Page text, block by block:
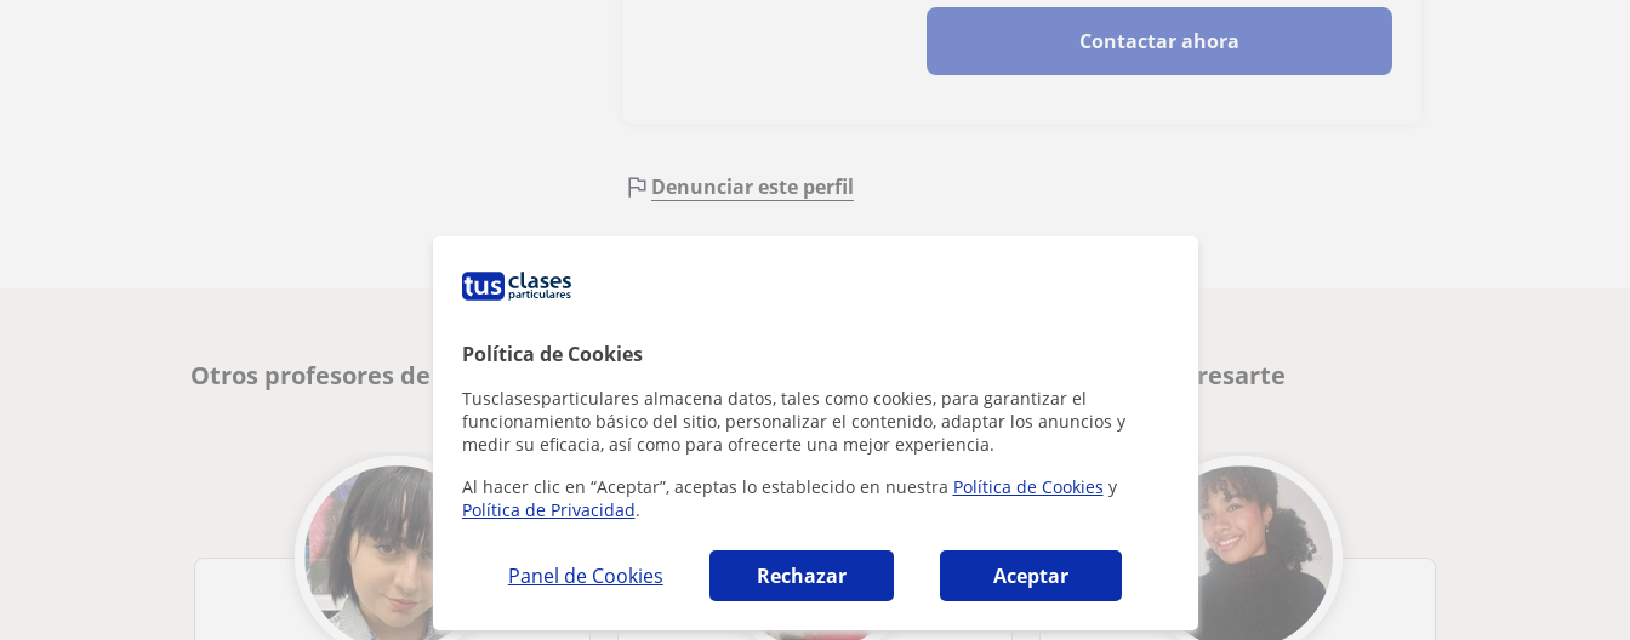
Política de Cookies
Tusclasesparticulares almacena datos, tales como cookies, para garantizar el
funcionamiento básico del sitio, personalizar el contenido, adaptar los anuncios y
medir su eficacia, así como para ofrecerte una mejor experiencia.
Al hacer clic en “Aceptar”, aceptas lo establecido en nuestra Política de Cookies y
Política de Privacidad.
Panel de Cookies Rechazar Aceptar
Contactar ahora
Denunciar este perfil
Otros profesores de Lengua Castellana y Literatura en Torrelavega que pueden interesarte